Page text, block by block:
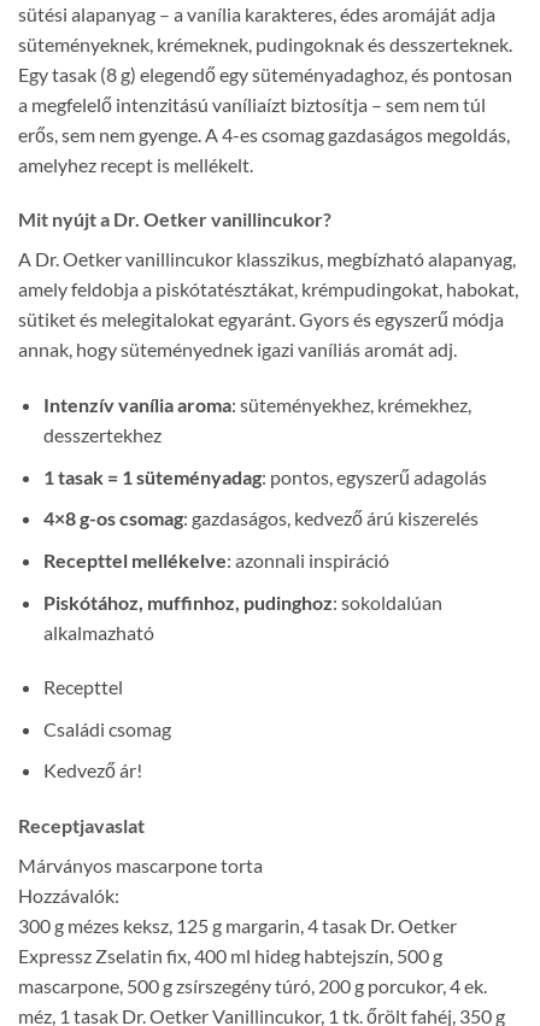
sütési alapanyag – a vanília karakteres, édes aromáját adja
süteményeknek, krémeknek, pudingoknak és desszerteknek.
Egy tasak (8 g) elegendő egy süteményadaghoz, és pontosan
a megfelelő intenzitású vaníliaízt biztosítja – sem nem túl
erős, sem nem gyenge. A 4-es csomag gazdaságos megoldás,
amelyhez recept is mellékelt.
Mit nyújt a Dr. Oetker vanillincukor?
A Dr. Oetker vanillincukor klasszikus, megbízható alapanyag,
amely feldobja a piskótatésztákat, krémpudingokat, habokat,
sütiket és melegitalokat egyaránt. Gyors és egyszerű módja
annak, hogy süteményednek igazi vaníliás aromát adj.
Intenzív vanília aroma: süteményekhez, krémekhez,
desszertekhez
1 tasak = 1 süteményadag: pontos, egyszerű adagolás
4×8 g-os csomag: gazdaságos, kedvező árú kiszerelés
Recepttel mellékelve: azonnali inspiráció
Piskótához, muffinhoz, pudinghoz: sokoldalúan
alkalmazható
Recepttel
Családi csomag
Kedvező ár!
Receptjavaslat
Márványos mascarpone torta
Hozzávalók:
300 g mézes keksz, 125 g margarin, 4 tasak Dr. Oetker
Expressz Zselatin fix, 400 ml hideg habtejszín, 500 g
mascarpone, 500 g zsírszegény túró, 200 g porcukor, 4 ek.
méz, 1 tasak Dr. Oetker Vanillincukor, 1 tk. őrölt fahéj, 350 g